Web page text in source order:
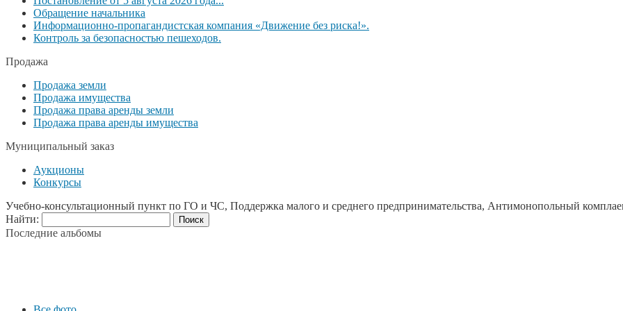
Обращение начальника
Информационно-пропагандистская компания «Движение без риска!».
Контроль за безопасностью пешеходов.
Продажа
Продажа земли
Продажа имущества
Продажа права аренды земли
Продажа права аренды имущества
Муниципальный заказ
Аукционы
Конкурсы
Учебно-консультационный пункт по ГО и ЧС, Поддержка малого и среднего предпринимательства, Антимонопольный
Найти:
Последние альбомы